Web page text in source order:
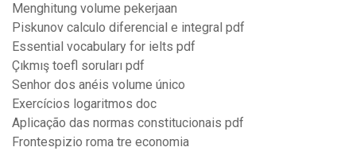
Menghitung volume pekerjaan
Piskunov calculo diferencial e integral pdf
Essential vocabulary for ielts pdf
Çıkmış toefl soruları pdf
Senhor dos anéis volume único
Exercícios logaritmos doc
Aplicação das normas constitucionais pdf
Frontespizio roma tre economia